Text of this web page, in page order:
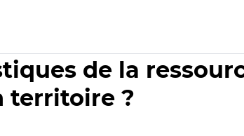
de la
territoire ?